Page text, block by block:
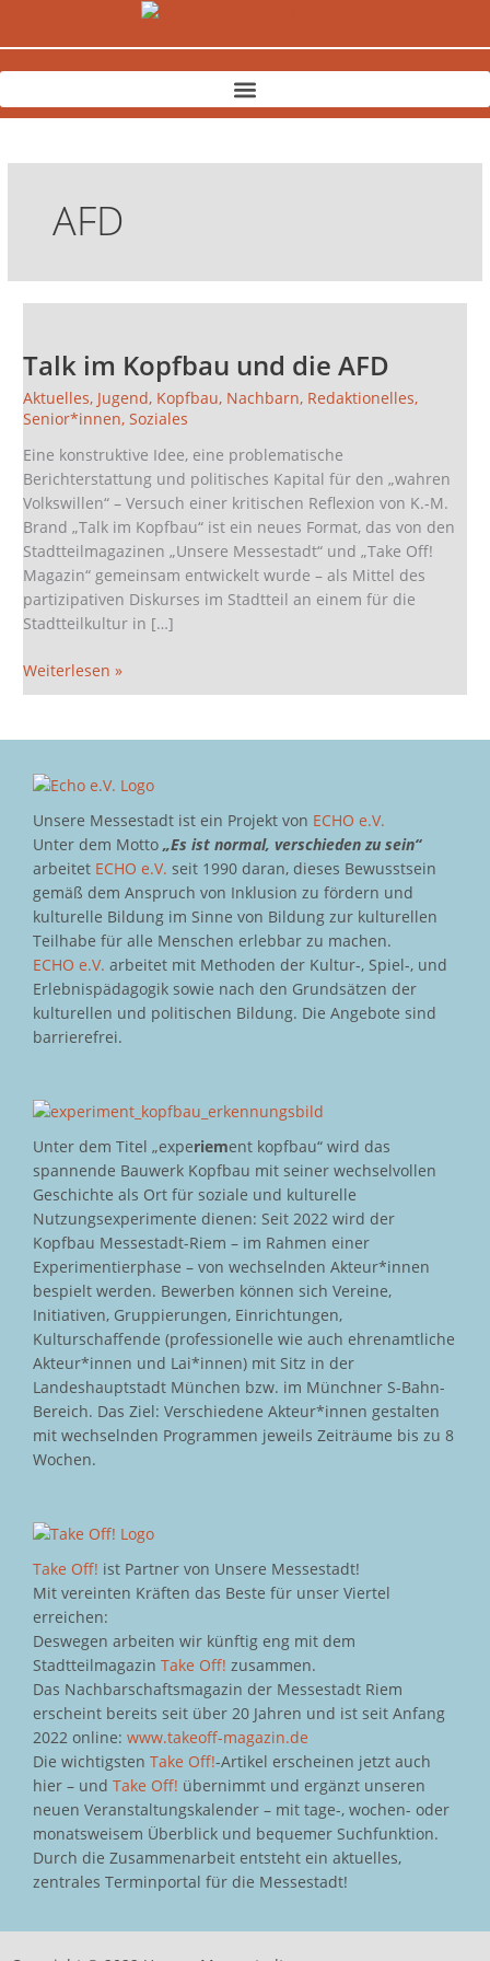
AFD
Talk im Kopfbau und die AFD
Aktuelles, Jugend, Kopfbau, Nachbarn, Redaktionelles,
Senior*innen,Soziales
Eine konstruktive Idee, eine problematische
Berichterstattung und politisches Kapital für den „wahren
Volkswillen“ – Versuch einer kritischen Reflexion von K.-M.
Brand „Talk im Kopfbau“ ist ein neues Format, das von den
Stadtteilmagazinen „Unsere Messestadt“ und „Take Off!
Magazin“ gemeinsam entwickelt wurde – als Mittel des
partizipativen Diskurses im Stadtteil an einem für die
Stadtteilkultur in […]
Kopfbau
die
Weiterlesen »
Unsere Messestadt ist ein Projekt von ECHO e.V.
Unter dem Motto „Es ist normal, verschieden zu sein“
arbeitet ECHO e.V. seit 1990 daran, dieses Bewusstsein
gemäß dem Anspruch von Inklusion zu fördern und
kulturelle Bildung im Sinne von Bildung zur kulturellen
Teilhabe für alle Menschen erlebbar zu machen.
ECHO e.V. arbeitet mit Methoden der Kultur-, Spiel-, und
Erlebnispädagogik sowie nach den Grundsätzen der
kulturellen und politischen Bildung. Die Angebote sind
barrierefrei.
Unter dem Titel „experiement kopfbau“ wird das
spannende Bauwerk Kopfbau mit seiner wechselvollen
Geschichte als Ort für soziale und kulturelle
Nutzungsexperimente dienen: Seit 2022 wird der
Kopfbau Messestadt-Riem – im Rahmen einer
Experimentierphase – von wechselnden Akteur*innen
bespielt werden. Bewerben können sich Vereine,
Initiativen, Gruppierungen, Einrichtungen,
Kulturschaffende (professionelle wie auch ehrenamtliche
Akteur*innen und Lai*innen) mit Sitz in der
Landeshauptstadt München bzw. im Münchner S-Bahn-
Bereich. Das Ziel: Verschiedene Akteur*innen gestalten
mit wechselnden Programmen jeweils Zeiträume bis zu 8
Wochen.
Take Off! ist Partner von Unsere Messestadt!
Mit vereinten Kräften das Beste für unser Viertel
erreichen:
Deswegen arbeiten wir künftig eng mit dem
Stadtteilmagazin Take Off! zusammen.
Das Nachbarschaftsmagazin der Messestadt Riem
erscheint bereits seit über 20 Jahren und ist seit Anfang
2022 online: www.takeoff-magazin.de
Die wichtigsten Take Off!-Artikel erscheinen jetzt auch
hier – und Take Off! übernimmt und ergänzt unseren
neuen Veranstaltungskalender – mit tage-, wochen- oder
monatsweisem Überblick und bequemer Suchfunktion.
Durch die Zusammenarbeit entsteht ein aktuelles,
zentrales Terminportal für die Messestadt!